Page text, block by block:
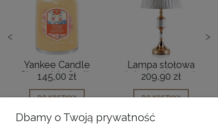
<
Yankee Candle
Slopeside Spritz
zapachowa
145,00 zł
DO KOSZYKA
Lampa stołowa
dekoracyjna złota
209,90 zł
DO KOSZYKA
>
Dbamy o Twoją prywatność